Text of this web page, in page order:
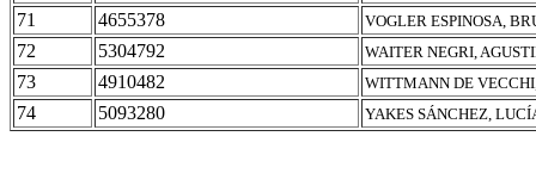
71 4655378 VOGLER ESPINOSA,
72 5304792 WAITER NEGRI,
73 4910482 WITTMANN DE
74 5093280 YAKES SÁNCHEZ,